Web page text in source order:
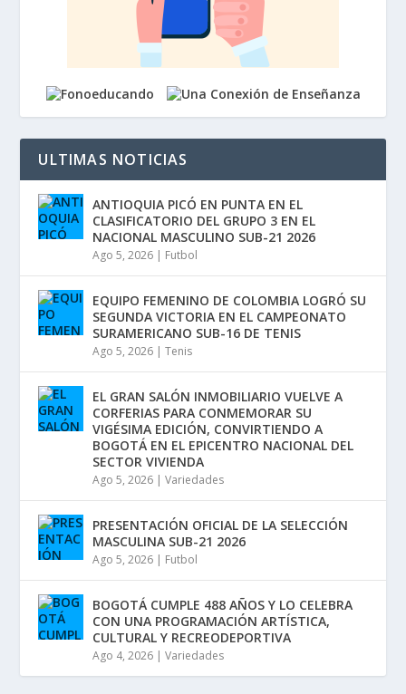
ULTIMAS NOTICIAS
ANTIOQUIA PICÓ EN PUNTA EN EL
CLASIFICATORIO DEL GRUPO 3 EN EL
NACIONAL MASCULINO SUB-21 2026
Ago 5, 2026 | Futbol
EQUIPO FEMENINO DE COLOMBIA LOGRÓ SU
SEGUNDA VICTORIA EN EL CAMPEONATO
SURAMERICANO SUB-16 DE TENIS
Ago 5, 2026 |Tenis
EL GRAN SALÓN INMOBILIARIO VUELVE A
CORFERIAS PARA CONMEMORAR SU
VIGÉSIMA EDICIÓN, CONVIRTIENDO A
BOGOTÁ EN EL EPICENTRO NACIONAL DEL
SECTOR VIVIENDA
Ago 5, 2026 |Variedades
PRESENTACIÓN OFICIAL DE LA SELECCIÓN
MASCULINA SUB-21 2026
Ago 5, 2026 | Futbol
BOGOTÁ CUMPLE 488 AÑOS Y LO CELEBRA
CON UNA PROGRAMACIÓN ARTÍSTICA,
CULTURAL Y RECREODEPORTIVA
Ago 4, 2026 |Variedades